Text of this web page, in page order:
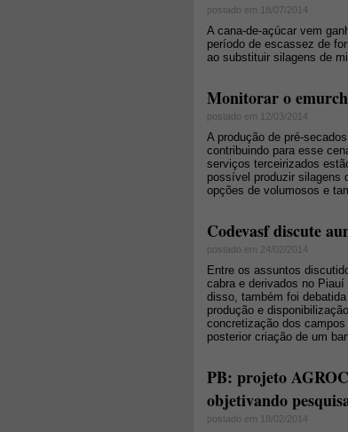
postado em 18/07/2014
A cana-de-açúcar vem
período de escassez de
ao substituir silagens de
Monitorar o
postado em 12/03/2014
A produção de pré-
contribuindo para esse
serviços terceirizados
possível produzir silagens
opções de volumosos e
Codevasf discute
postado em 24/02/2014
Entre os assuntos
cabra e derivados no
disso, também foi
produção e
concretização dos
posterior criação de um
PB: projeto
objetivando
postado em 18/02/2014